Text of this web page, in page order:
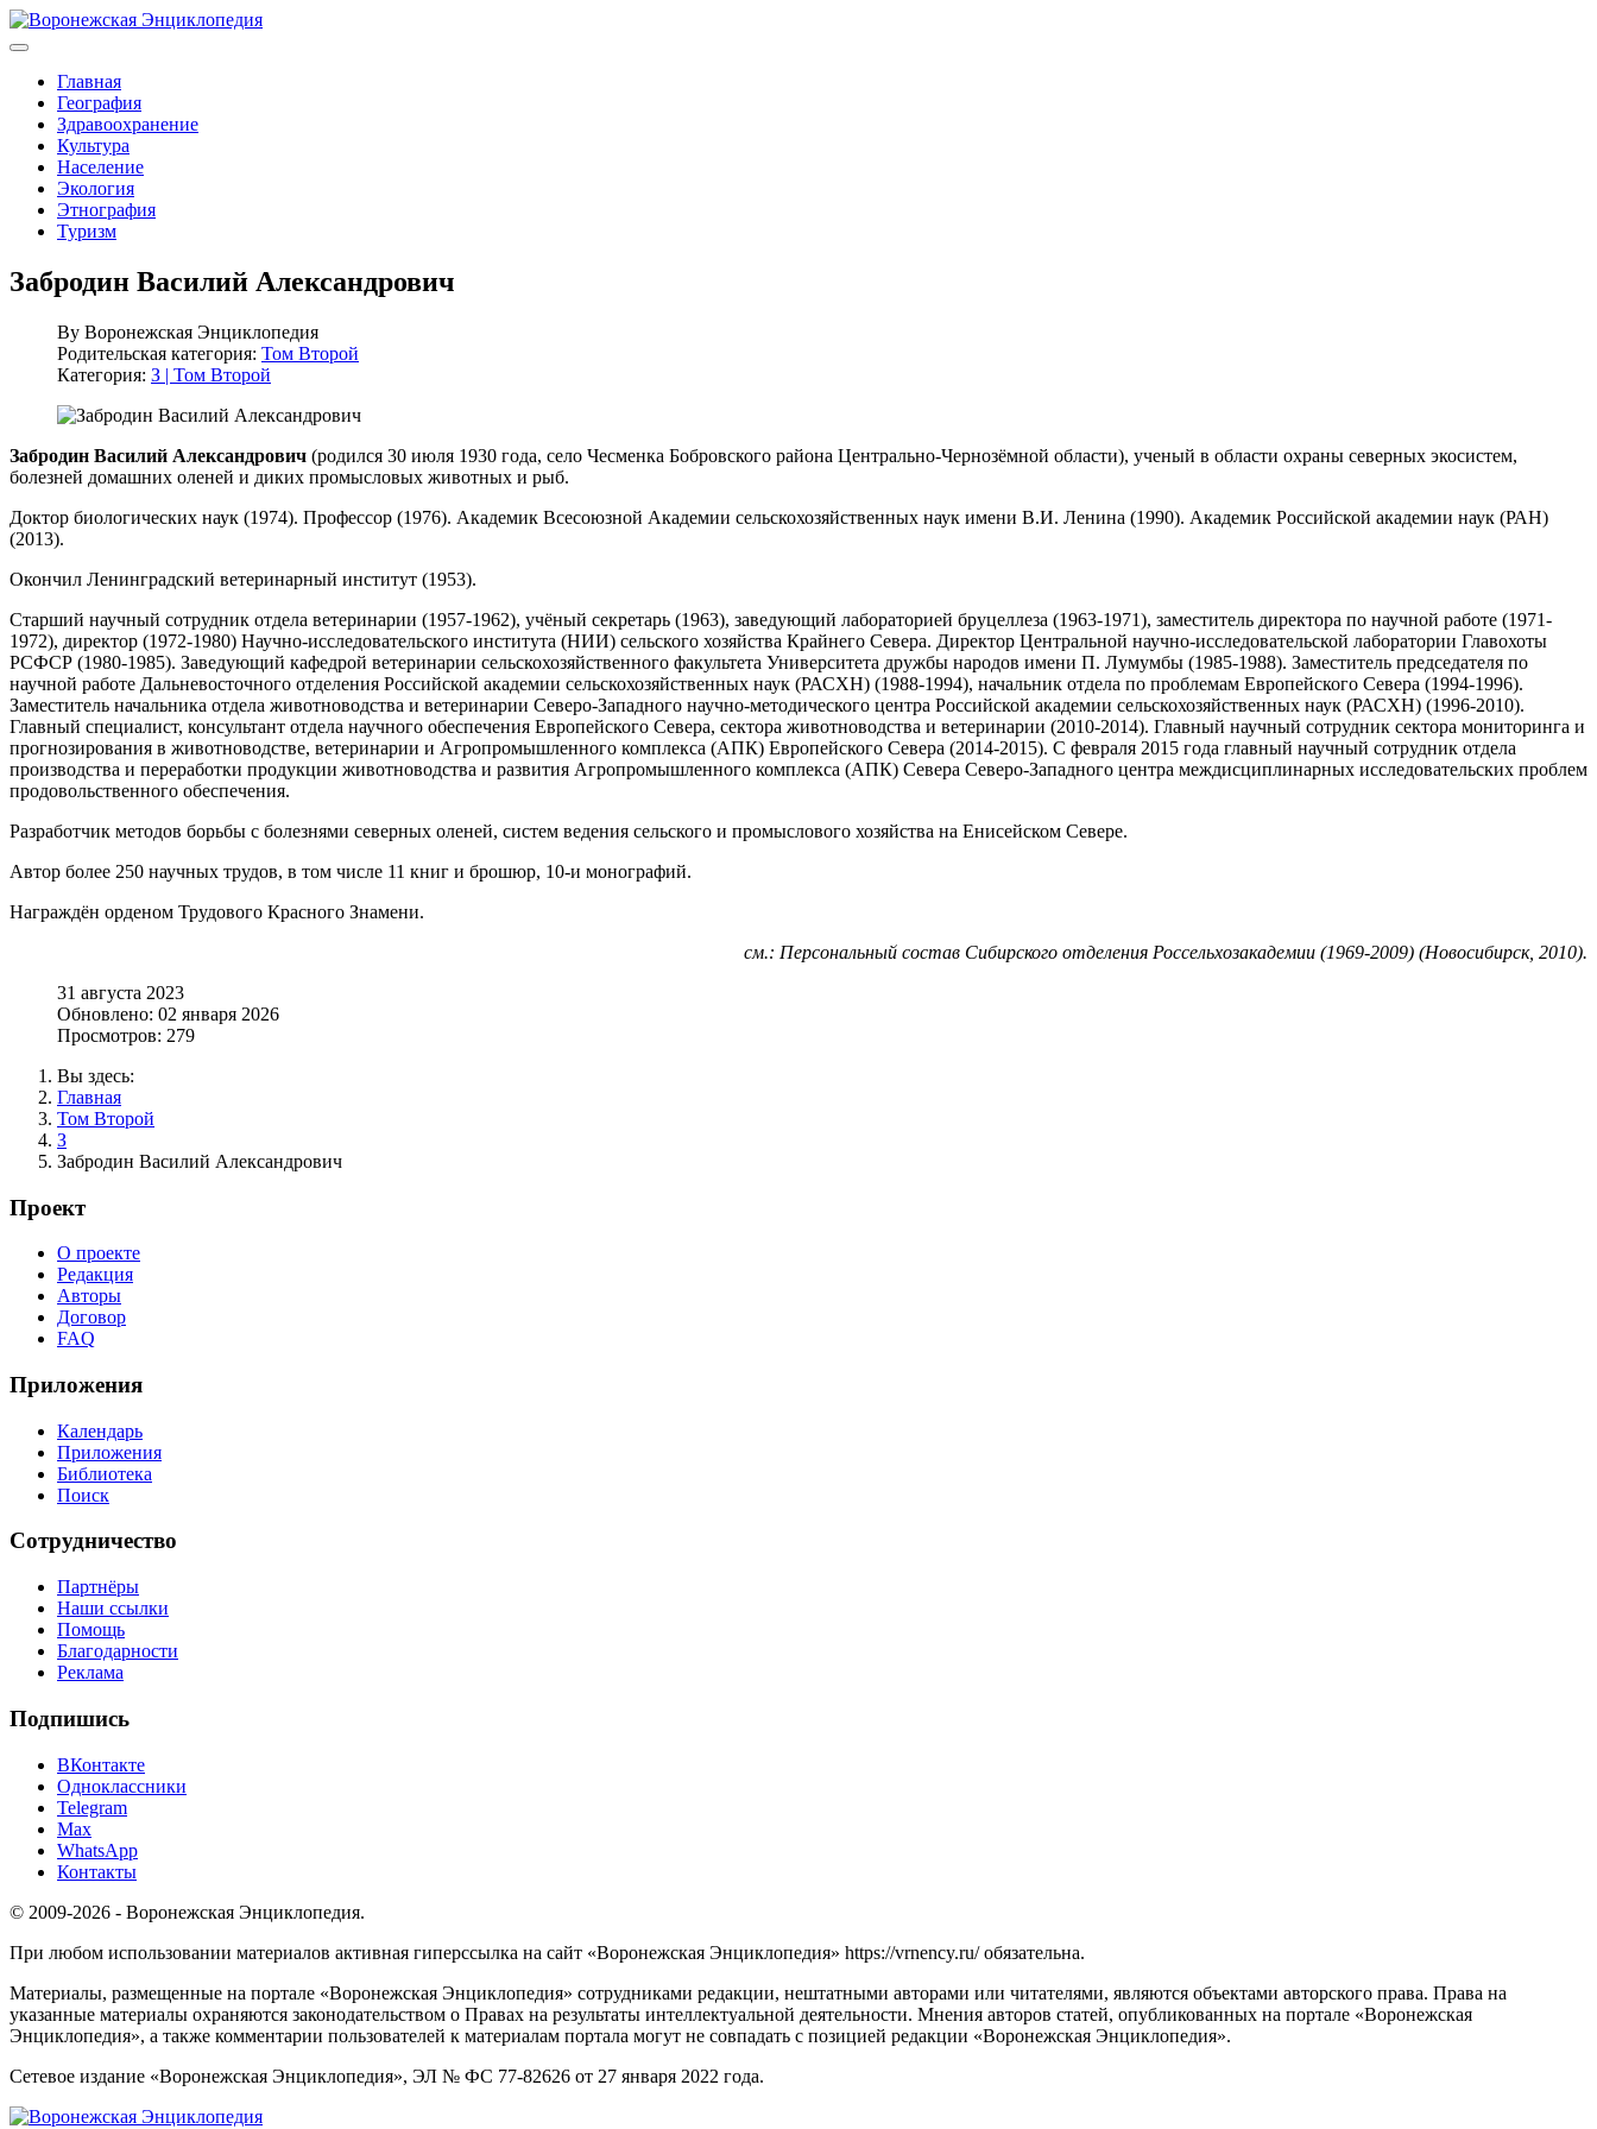
Главная
География
Здравоохранение
Культура
Население
Экология
Этнография
Туризм
Забродин Василий Александрович
By Воронежская Энциклопедия
Родительская категория: Том Второй
Категория: З | Том Второй
Забродин Василий Александрович (родился 30 июля 1930 года, село Чесменка Бобровского района Центрально-Чернозёмной области), ученый в области охраны северных экосистем,
болезней домашних оленей и диких промысловых животных и рыб.
Доктор биологических наук (1974). Профессор (1976). Академик Всесоюзной Академии сельскохозяйственных наук имени В.И. Ленина (1990). Академик Российской академии наук (РАН)
(2013).
Окончил Ленинградский ветеринарный институт (1953).
Старший научный сотрудник отдела ветеринарии (1957-1962), учёный секретарь (1963), заведующий лабораторией бруцеллеза (1963-1971), заместитель директора по научной работе (1971-
1972), директор (1972-1980) Научно-исследовательского института (НИИ) сельского хозяйства Крайнего Севера. Директор Центральной научно-исследовательской лаборатории Главохоты
РСФСР (1980-1985). Заведующий кафедрой ветеринарии сельскохозяйственного факультета Университета дружбы народов имени П. Лумумбы (1985-1988). Заместитель председателя по
научной работе Дальневосточного отделения Российской академии сельскохозяйственных наук (РАСХН) (1988-1994), начальник отдела по проблемам Европейского Севера (1994-1996).
Заместитель начальника отдела животноводства и ветеринарии Северо-Западного научно-методического центра Российской академии сельскохозяйственных наук (РАСХН) (1996-2010).
Главный специалист, консультант отдела научного обеспечения Европейского Севера, сектора животноводства и ветеринарии (2010-2014). Главный научный сотрудник сектора мониторинга и
прогнозирования в животноводстве, ветеринарии и Агропромышленного комплекса (АПК) Европейского Севера (2014-2015). С февраля 2015 года главный научный сотрудник отдела
производства и переработки продукции животноводства и развития Агропромышленного комплекса (АПК) Севера Северо-Западного центра междисциплинарных исследовательских проблем
продовольственного обеспечения.
Разработчик методов борьбы с болезнями северных оленей, систем ведения сельского и промыслового хозяйства на Енисейском Севере.
Автор более 250 научных трудов, в том числе 11 книг и брошюр, 10-и монографий.
Награждён орденом Трудового Красного Знамени.
см.: Персональный состав Сибирского отделения Россельхозакадемии (1969-2009) (Новосибирск, 2010).
31 августа 2023
Обновлено: 02 января 2026
Просмотров: 279
Вы здесь:
Главная
Том Второй
З
Забродин Василий Александрович
Проект
О проекте
Редакция
Авторы
Договор
FAQ
Приложения
Календарь
Приложения
Библиотека
Поиск
Сотрудничество
Партнёры
Наши ссылки
Помощь
Благодарности
Реклама
Подпишись
ВКонтакте
Одноклассники
Telegram
Max
WhatsApp
Контакты
© 2009-2026 - Воронежская Энциклопедия.
При любом использовании материалов активная гиперссылка на сайт «Воронежская Энциклопедия» https://vrnency.ru/ обязательна.
Материалы, размещенные на портале «Воронежская Энциклопедия» сотрудниками редакции, нештатными авторами или читателями, являются объектами авторского права. Права на
указанные материалы охраняются законодательством о Правах на результаты интеллектуальной деятельности. Мнения авторов статей, опубликованных на портале «Воронежская
Энциклопедия», а также комментарии пользователей к материалам портала могут не совпадать с позицией редакции «Воронежская Энциклопедия».
Сетевое издание «Воронежская Энциклопедия», ЭЛ № ФС 77-82626 от 27 января 2022 года.